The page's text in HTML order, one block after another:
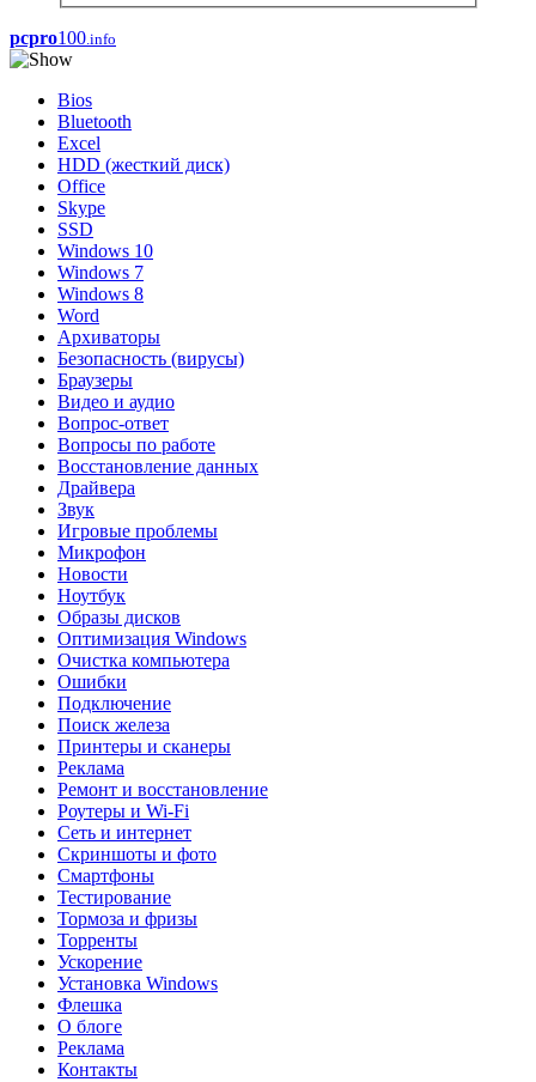
pcpro100.info
Bios
Bluetooth
Excel
HDD (жесткий диск)
Office
Skype
SSD
Windows 10
Windows 7
Windows 8
Word
Архиваторы
Безопасность (вирусы)
Браузеры
Видео и аудио
Вопрос-ответ
Вопросы по работе
Восстановление данных
Драйвера
Звук
Игровые проблемы
Микрофон
Новости
Ноутбук
Образы дисков
Оптимизация Windows
Очистка компьютера
Ошибки
Подключение
Поиск железа
Принтеры и сканеры
Реклама
Ремонт и восстановление
Роутеры и Wi-Fi
Сеть и интернет
Скриншоты и фото
Смартфоны
Тестирование
Тормоза и фризы
Торренты
Ускорение
Установка Windows
Флешка
О блоге
Реклама
Контакты